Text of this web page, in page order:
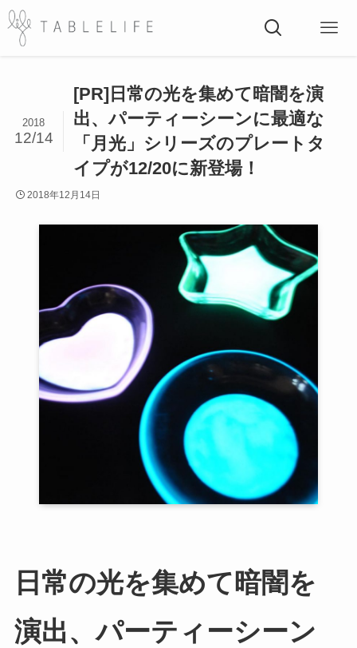
[PR]日常の光を集めて暗闇を演
出、パーティーシーンに最適な
「月光」シリーズのプレートタ
イプが12/20に新登場！
2018
12/14
2018年12月14日
日常の光を集めて暗闇を
演出、パーティーシーン